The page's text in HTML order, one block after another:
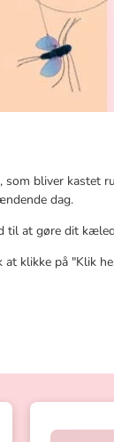
bliver kastet
dag.
at gøre dit
klikke på "Klik